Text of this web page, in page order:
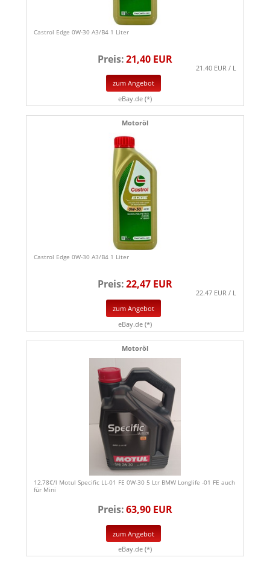
Castrol Edge 0W-30 A3/B4 1 Liter
Preis:21,40 EUR
21.40 EUR / L
zum Angebot
eBay.de (*)
Motoröl
Castrol Edge 0W-30 A3/B4 1 Liter
Preis:22,47 EUR
22.47 EUR / L
zum Angebot
eBay.de (*)
Motoröl
12,78€/l Motul Specific LL-01 FE 0W-30 5 Ltr BMW Longlife -01 FE auch
für Mini
Preis:63,90 EUR
zum Angebot
eBay.de (*)